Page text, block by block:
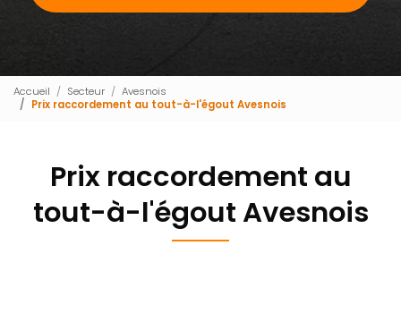
Accueil Secteur
Avesnois
Prix raccordement au tout-à-l'égout Avesnois
Prix raccordement au
tout-à-l'égout Avesnois